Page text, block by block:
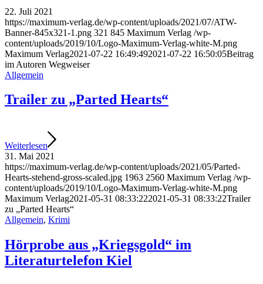
22. Juli 2021
https://maximum-verlag.de/wp-content/uploads/2021/07/ATW-
Banner-845x321-1.png 321 845 Maximum Verlag /wp-
content/uploads/2019/10/Logo-Maximum-Verlag-white-M.png
Maximum Verlag2021-07-22 16:49:492021-07-22 16:50:05Beitrag
im Autoren Wegweiser
Allgemein
Trailer zu „Parted Hearts“
Weiterlesen
31. Mai 2021
https://maximum-verlag.de/wp-content/uploads/2021/05/Parted-
Hearts-stehend-gross-scaled.jpg 1963 2560 Maximum Verlag /wp-
content/uploads/2019/10/Logo-Maximum-Verlag-white-M.png
Maximum Verlag2021-05-31 08:33:222021-05-31 08:33:22Trailer
zu „Parted Hearts“
Allgemein, Krimi
Hörprobe aus „Kriegsgold“ im
Literaturtelefon Kiel